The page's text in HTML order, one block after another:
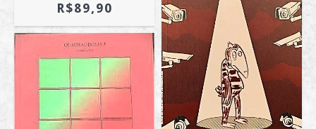
R$89,90